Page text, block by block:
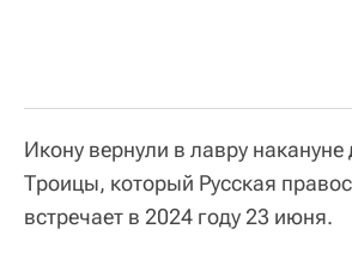
Икону вернули в лавру
Троицы, который Русская
встречает в 2024 году 23 июня.